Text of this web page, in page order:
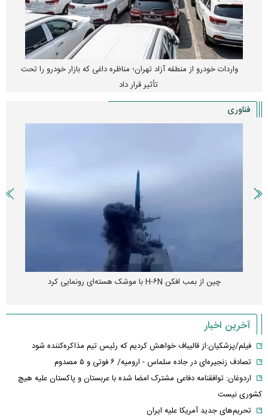
واردات خودرو از منطقه آزاد تهران؛ مناظره داغی که بازار خودرو را تحت
تأثیر قرار داد
فناوری
چین از بمب افکن H-۶N با موشک هسته‌ای رونمایی کرد
آخرین اخبار
فیلم/پزشکیان:از قالیباف خواهش کردیم که رئیس تیم مذاکره‌کننده شود
تصادف زنجیره‌ای در جاده سلماس - ارومیه/ ۶ فوتی و ۵ مصدوم
اردوغان: توافقنامه دفاعی مشترک امضا شده با عربستان و پاکستان علیه هیچ
کشوری نیست
تحریم‌های جدید آمریکا علیه ایران